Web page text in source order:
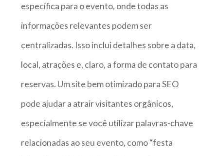
específica para o evento, onde todas as
informações relevantes podem ser
centralizadas. Isso inclui detalhes sobre a data,
local, atrações e, claro, a forma de contato para
reservas. Um site bem otimizado para SEO
pode ajudar a atrair visitantes orgânicos,
especialmente se você utilizar palavras-chave
relacionadas ao seu evento, como “festa